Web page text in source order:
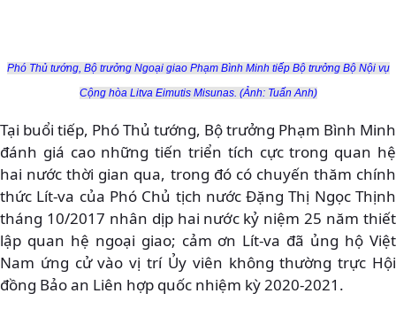
Phó Thủ tướng, Bộ trưởng Ngoại giao Phạm Bình Minh tiếp Bộ trưởng Bộ Nội vụ
Cộng hòa Litva Eimutis Misunas. (Ảnh: Tuấn Anh)
Tại buổi tiếp, Phó Thủ tướng, Bộ trưởng Phạm Bình Minh
đánh giá cao những tiến triển tích cực trong quan hệ
hai nước thời gian qua, trong đó có chuyến thăm chính
thức Lít-va của Phó Chủ tịch nước Đặng Thị Ngọc Thịnh
tháng 10/2017 nhân dịp hai nước kỷ niệm 25 năm thiết
lập quan hệ ngoại giao; cảm ơn Lít-va đã ủng hộ Việt
Nam ứng cử vào vị trí Ủy viên không thường trực Hội
đồng Bảo an Liên hợp quốc nhiệm kỳ 2020-2021.